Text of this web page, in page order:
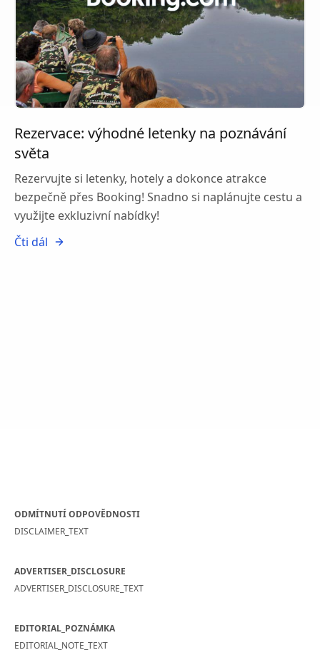
Rezervace: výhodné letenky na poznávání
světa
Rezervujte si letenky, hotely a dokonce atrakce
bezpečně přes Booking! Snadno si naplánujte cestu a
využijte exkluzivní nabídky!
Čti dál
ODMÍTNUTÍ ODPOVĚDNOSTI
DISCLAIMER_TEXT
ADVERTISER_DISCLOSURE
ADVERTISER_DISCLOSURE_TEXT
EDITORIAL_POZNÁMKA
EDITORIAL_NOTE_TEXT